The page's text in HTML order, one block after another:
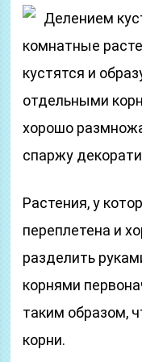
Делением
комнатные
кустятся и
отдельными
хорошо
спаржу
Растения, у
переплетена и
разделить
корнями
таким образом,
корни.